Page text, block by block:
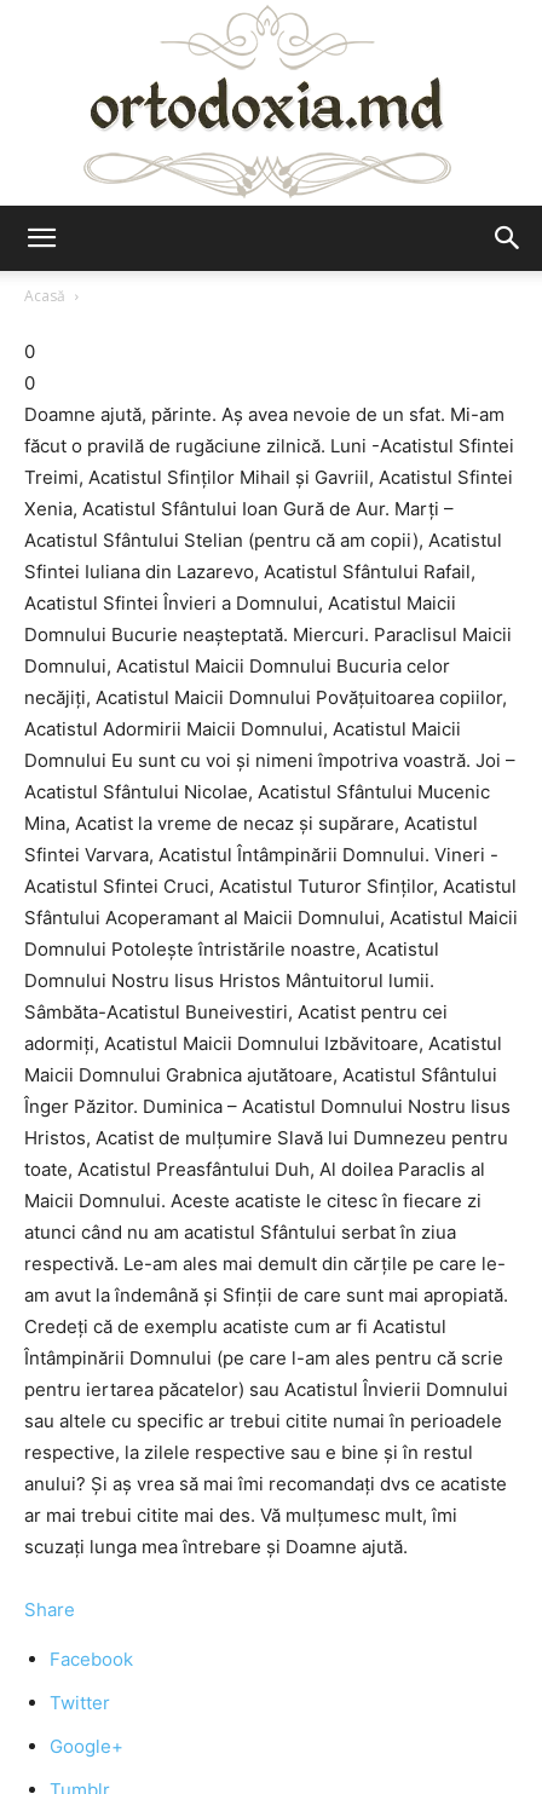
Acasă
0
0
Doamne ajută, părinte. Aş avea nevoie de un sfat. Mi-am
făcut o pravilă de rugăciune zilnică. Luni -Acatistul Sfintei
Treimi, Acatistul Sfinţilor Mihail şi Gavriil, Acatistul Sfintei
Xenia, Acatistul Sfântului Ioan Gură de Aur. Marţi –
Acatistul Sfântului Stelian (pentru că am copii), Acatistul
Sfintei Iuliana din Lazarevo, Acatistul Sfântului Rafail,
Acatistul Sfintei Învieri a Domnului, Acatistul Maicii
Domnului Bucurie neaşteptată. Miercuri. Paraclisul Maicii
Domnului, Acatistul Maicii Domnului Bucuria celor
necăjiţi, Acatistul Maicii Domnului Povăţuitoarea copiilor,
Acatistul Adormirii Maicii Domnului, Acatistul Maicii
Domnului Eu sunt cu voi şi nimeni împotriva voastră. Joi –
Acatistul Sfântului Nicolae, Acatistul Sfântului Mucenic
Mina, Acatist la vreme de necaz şi supărare, Acatistul
Sfintei Varvara, Acatistul Întâmpinării Domnului. Vineri -
Acatistul Sfintei Cruci, Acatistul Tuturor Sfinţilor, Acatistul
Sfântului Acoperamant al Maicii Domnului, Acatistul Maicii
Domnului Potoleşte întristările noastre, Acatistul
Domnului Nostru Iisus Hristos Mântuitorul lumii.
Sâmbăta-Acatistul Buneivestiri, Acatist pentru cei
adormiţi, Acatistul Maicii Domnului Izbăvitoare, Acatistul
Maicii Domnului Grabnica ajutătoare, Acatistul Sfântului
Înger Păzitor. Duminica – Acatistul Domnului Nostru Iisus
Hristos, Acatist de mulţumire Slavă lui Dumnezeu pentru
toate, Acatistul Preasfântului Duh, Al doilea Paraclis al
Maicii Domnului. Aceste acatiste le citesc în fiecare zi
atunci când nu am acatistul Sfântului serbat în ziua
respectivă. Le-am ales mai demult din cărţile pe care le-
am avut la îndemână şi Sfinţii de care sunt mai apropiată.
Credeţi că de exemplu acatiste cum ar fi Acatistul
Întâmpinării Domnului (pe care l-am ales pentru că scrie
pentru iertarea păcatelor) sau Acatistul Învierii Domnului
sau altele cu specific ar trebui citite numai în perioadele
respective, la zilele respective sau e bine şi în restul
anului? Şi aş vrea să mai îmi recomandaţi dvs ce acatiste
ar mai trebui citite mai des. Vă mulţumesc mult, îmi
scuzaţi lunga mea întrebare şi Doamne ajută.
Share
Facebook
Twitter
Google+